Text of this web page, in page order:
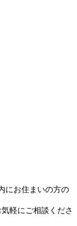
にお住まいの方の
軽にご相談くださ